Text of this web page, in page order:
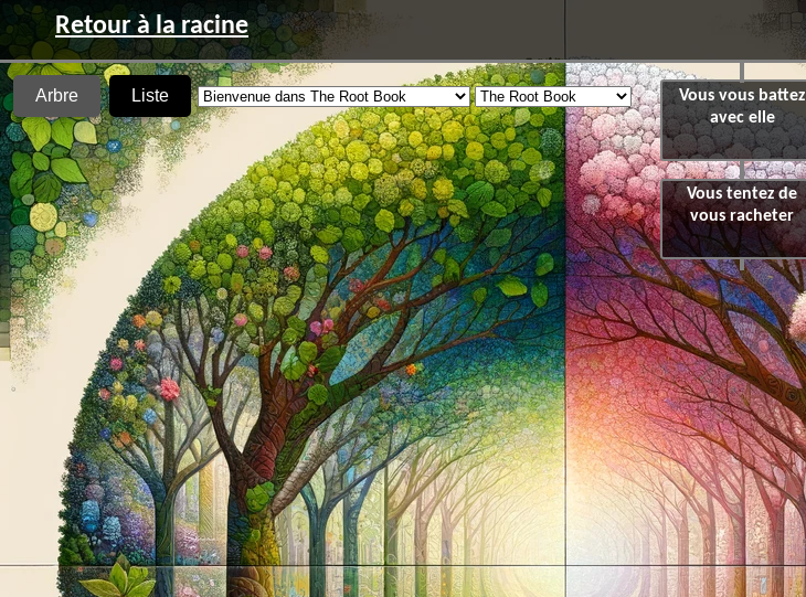
Retour à la racine
Arbre Liste
Vous vous battez
avec elle
Vous tentez de
vous racheter